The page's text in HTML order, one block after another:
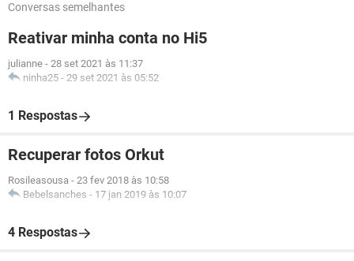
Conversas semelhantes
Reativar minha conta no Hi5
julianne - 28 set 2021 às 11:37
ninha25 - 29 set 2021 às 05:52
1 Respostas
Recuperar fotos Orkut
Rosileasousa - 23 fev 2018 às 10:58
Bebelsanches - 17 jan 2019 às 10:07
4 Respostas